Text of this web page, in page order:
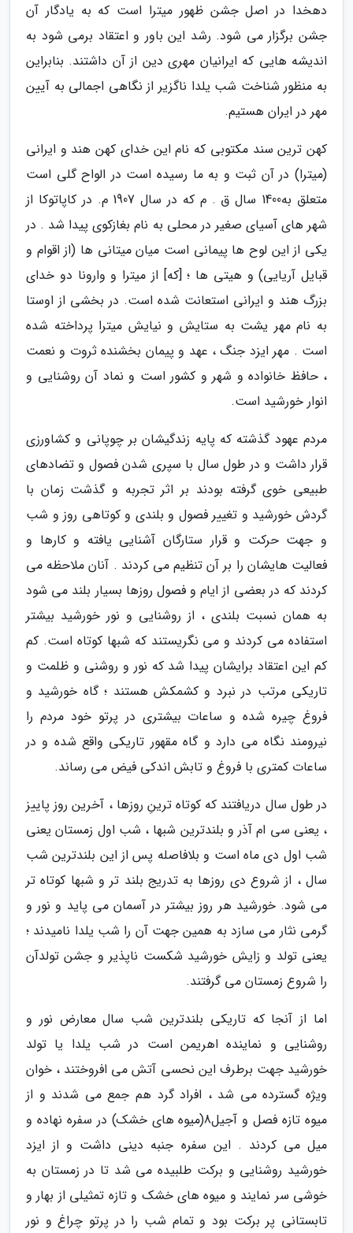
دهخدا در اصل جشن ظهور میترا است که به یادگار آن
جشن برگزار می شود. رشد این باور و اعتقاد برمی شود به
اندیشه هایی که ایرانیان مهری دین از آن داشتند. بنابراین
به منظور شناخت شب یلدا ناگزیر از نگاهی اجمالی به آیین
مهر در ایران هستیم.
کهن ترین سند مکتوبی که نام این خدای کهن هند و ایرانی
(میترا) در آن ثبت و به ما رسیده است در الواح گلی است
متعلق به1400 سال ق . م که در سال 1907 م. در کاپاتوکا از
شهر های آسیای صغیر در محلی به نام بغازکوی پیدا شد . در
یکی از این لوح ها پیمانی است میان میتانی ها (از اقوام و
قبایل آریایی) و هیتی ها ؛ [که] از میترا و وارونا دو خدای
بزرگ هند و ایرانی استعانت شده است. در بخشی از اوستا
به نام مهر یشت به ستایش و نیایش میترا پرداخته شده
است . مهر ایزد جنگ ، عهد و پیمان بخشنده ثروت و نعمت
، حافظ خانواده و شهر و کشور است و نماد آن روشنایی و
انوار خورشید است.
مردم عهود گذشته که پایه زندگیشان بر چوپانی و کشاورزی
قرار داشت و در طول سال با سپری شدن فصول و تضادهای
طبیعی خوی گرفته بودند بر اثر تجربه و گذشت زمان با
گردش خورشید و تغییر فصول و بلندی و کوتاهی روز و شب
و جهت حرکت و قرار ستارگان آشنایی یافته و کارها و
فعالیت هایشان را بر آن تنظیم می کردند . آنان ملاحظه می
کردند که در بعضی از ایام و فصول روزها بسیار بلند می شود
به همان نسبت بلندی ، از روشنایی و نور خورشید بیشتر
استفاده می کردند و می نگریستند که شبها کوتاه است. کم
کم این اعتقاد برایشان پیدا شد که نور و روشنی و ظلمت و
تاریکی مرتب در نبرد و کشمکش هستند ؛ گاه خورشید و
فروغ چیره شده و ساعات بیشتری در پرتو خود مردم را
نیرومند نگاه می دارد و گاه مقهور تاریکی واقع شده و در
ساعات کمتری با فروغ و تابش اندکی فیض می رساند.
در طول سال دریافتند که کوتاه ترینِ روزها ، آخرین روز پاییز
، یعنی سی ام آذر و بلندترین شبها ، شب اول زمستان یعنی
شب اول دی ماه است و بلافاصله پس از این بلندترین شب
سال ، از شروع دی روزها به تدریج بلند تر و شبها کوتاه تر
می شود. خورشید هر روز بیشتر در آسمان می پاید و نور و
گرمی نثار می سازد به همین جهت آن را شب یلدا نامیدند ؛
یعنی تولد و زایش خورشید شکست ناپذیر و جشن تولدآن
را شروع زمستان می گرفتند.
اما از آنجا که تاریکی بلندترین شب سال معارض نور و
روشنایی و نماینده اهریمن است در شب یلدا یا تولد
خورشید جهت برطرف این نحسی آتش می افروختند ، خوان
ویژه گسترده می شد ، افراد گرد هم جمع می شدند و از
میوه تازه فصل و آجیل8(میوه های خشک) در سفره نهاده و
میل می کردند . این سفره جنبه دینی داشت و از ایزد
خورشید روشنایی و برکت طلبیده می شد تا در زمستان به
خوشی سر نمایند و میوه های خشک و تازه تمثیلی از بهار و
تابستانی پر برکت بود و تمام شب را در پرتو چراغ و نور